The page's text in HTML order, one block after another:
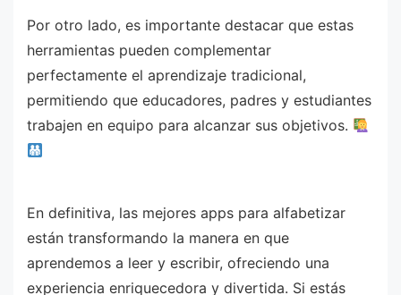
Por otro lado, es importante destacar que estas
herramientas pueden complementar
perfectamente el aprendizaje tradicional,
permitiendo que educadores, padres y estudiantes
trabajen en equipo para alcanzar sus objetivos.
En definitiva, las mejores apps para alfabetizar
están transformando la manera en que
aprendemos a leer y escribir, ofreciendo una
experiencia enriquecedora y divertida. Si estás